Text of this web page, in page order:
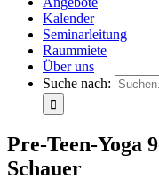
Kalender
Seminarleitung
Raummiete
Über uns
Suche nach:
Pre-Teen-Yoga
Schauer